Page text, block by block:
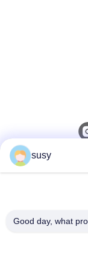
0086-
susy
Good day, what